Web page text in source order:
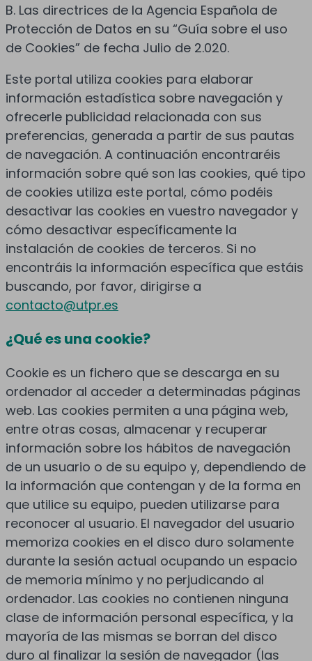
B. Las directrices de la Agencia Española de
Protección de Datos en su “Guía sobre el uso
de Cookies” de fecha Julio de 2.020.
Este portal utiliza cookies para elaborar
información estadística sobre navegación y
ofrecerle publicidad relacionada con sus
preferencias, generada a partir de sus pautas
de navegación. A continuación encontraréis
información sobre qué son las cookies, qué tipo
de cookies utiliza este portal, cómo podéis
desactivar las cookies en vuestro navegador y
cómo desactivar específicamente la
instalación de cookies de terceros. Si no
encontráis la información específica que estáis
buscando, por favor, dirigirse a
contacto@utpr.es
¿Qué es una cookie?
Cookie es un fichero que se descarga en su
ordenador al acceder a determinadas páginas
web. Las cookies permiten a una página web,
entre otras cosas, almacenar y recuperar
información sobre los hábitos de navegación
de un usuario o de su equipo y, dependiendo de
la información que contengan y de la forma en
que utilice su equipo, pueden utilizarse para
reconocer al usuario. El navegador del usuario
memoriza cookies en el disco duro solamente
durante la sesión actual ocupando un espacio
de memoria mínimo y no perjudicando al
ordenador. Las cookies no contienen ninguna
clase de información personal específica, y la
mayoría de las mismas se borran del disco
duro al finalizar la sesión de navegador (las